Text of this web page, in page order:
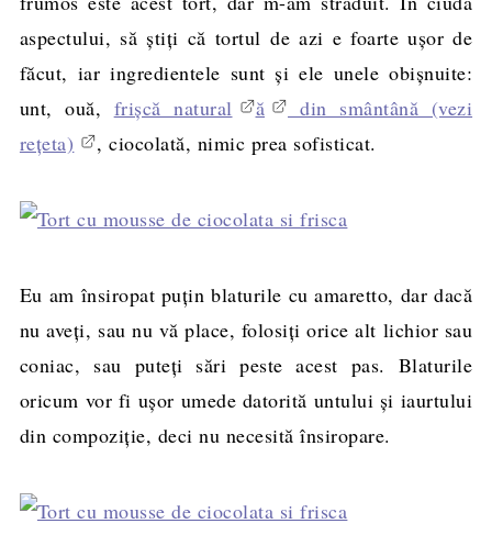
aspectului, să ştiţi că tortul de azi e foarte uşor de
făcut, iar ingredientele sunt şi ele unele obişnuite:
unt, ouă, frişcă natural ă
din smântână (vezi
rețeta)
, ciocolată, nimic prea sofisticat.
Eu am însiropat puţin blaturile cu amaretto, dar dacă
nu aveţi, sau nu vă place, folosiţi orice alt lichior sau
coniac, sau puteţi sări peste acest pas. Blaturile
oricum vor fi uşor umede datorită untului şi iaurtului
din compoziţie, deci nu necesită însiropare.